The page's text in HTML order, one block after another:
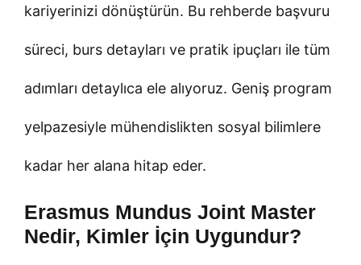
kariyerinizi dönüştürün. Bu rehberde başvuru
süreci, burs detayları ve pratik ipuçları ile tüm
adımları detaylıca ele alıyoruz. Geniş program
yelpazesiyle mühendislikten sosyal bilimlere
kadar her alana hitap eder.
Erasmus Mundus Joint Master
Nedir, Kimler İçin Uygundur?